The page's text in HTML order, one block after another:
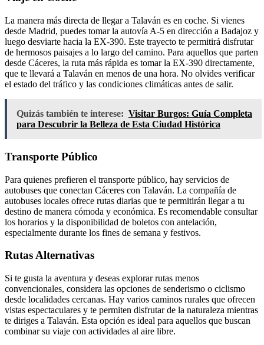
La manera más directa de llegar a Talaván es en coche. Si vienes
desde Madrid, puedes tomar la autovía A-5 en dirección a Badajoz y
luego desviarte hacia la EX-390. Este trayecto te permitirá disfrutar
de hermosos paisajes a lo largo del camino. Para aquellos que parten
desde Cáceres, la ruta más rápida es tomar la EX-390 directamente,
que te llevará a Talaván en menos de una hora. No olvides verificar
el estado del tráfico y las condiciones climáticas antes de salir.
Quizás también te interese: Visitar Burgos: Guía Completa
para Descubrir la Belleza de Esta Ciudad Histórica
Transporte Público
Para quienes prefieren el transporte público, hay servicios de
autobuses que conectan Cáceres con Talaván. La compañía de
autobuses locales ofrece rutas diarias que te permitirán llegar a tu
destino de manera cómoda y económica. Es recomendable consultar
los horarios y la disponibilidad de boletos con antelación,
especialmente durante los fines de semana y festivos.
Rutas Alternativas
Si te gusta la aventura y deseas explorar rutas menos
convencionales, considera las opciones de senderismo o ciclismo
desde localidades cercanas. Hay varios caminos rurales que ofrecen
vistas espectaculares y te permiten disfrutar de la naturaleza mientras
te diriges a Talaván. Esta opción es ideal para aquellos que buscan
combinar su viaje con actividades al aire libre.